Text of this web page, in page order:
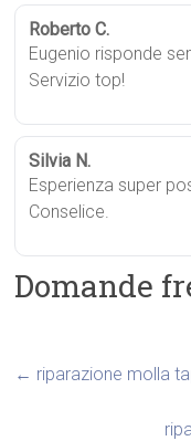
Roberto C.
Eugenio risponde
Servizio top!
Silvia N.
Esperienza super
Conselice.
Domande
← riparazione molla